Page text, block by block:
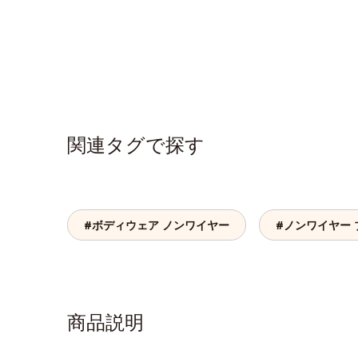
関連タグで探す
#ボディウェア ノンワイヤー #ノンワイヤー
商品説明